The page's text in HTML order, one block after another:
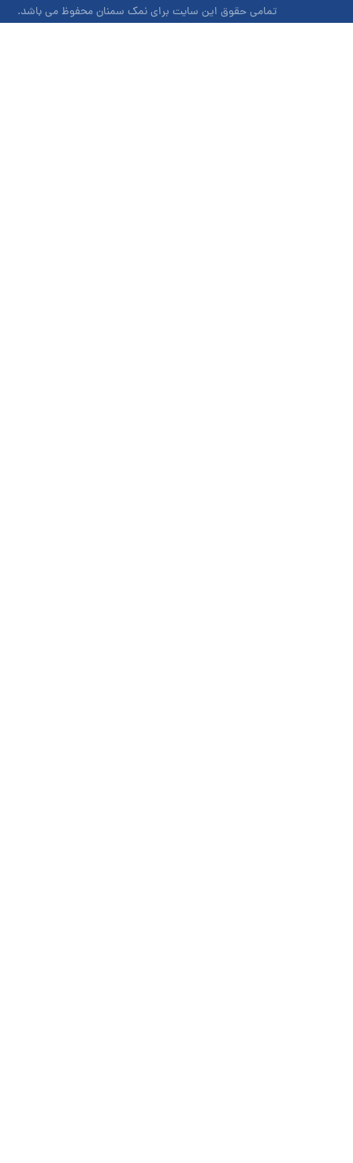
تمامی حقوق این سایت برای نمک سمنان محفوظ می باشد.